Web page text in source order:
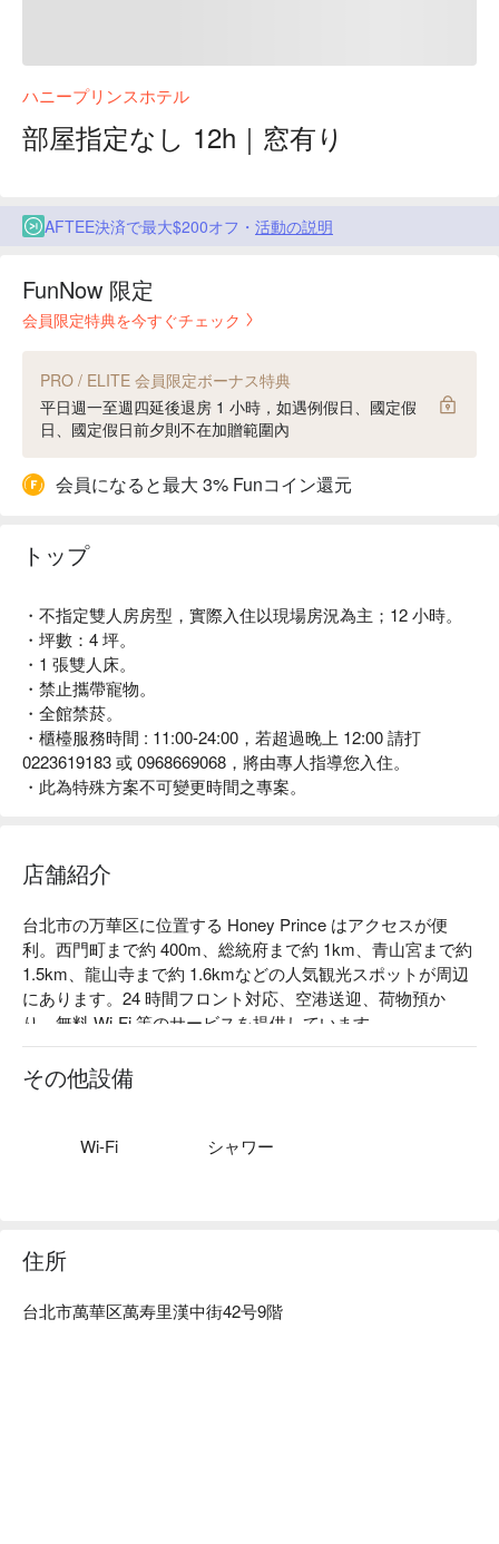
ハニープリンスホテル
部屋指定なし 12h｜窓有り
AFTEE決済で最大$200オフ・ 活動の説明
FunNow 限定
会員限定特典を今すぐチェック
PRO / ELITE 会員限定ボーナス特典
平日週一至週四延後退房 1 小時，如遇例假日、國定假
日、國定假日前夕則不在加贈範圍內
会員になると最大 3% Funコイン還元
トップ
・不指定雙人房房型，實際入住以現場房況為主；12 小時。
・坪數：4 坪。
・1 張雙人床。
・禁止攜帶寵物。
・全館禁菸。
・櫃檯服務時間 : 11:00-24:00，若超過晚上 12:00 請打
0223619183 或 0968669068，將由專人指導您入住。
・此為特殊方案不可變更時間之專案。
店舗紹介
台北市の万華区に位置する Honey Prince はアクセスが便
利。西門町まで約 400m、総統府まで約 1km、青山宮まで約
1.5km、龍山寺まで約 1.6kmなどの人気観光スポットが周辺
にあります。24 時間フロント対応、空港送迎、荷物預か
り、無料 Wi-Fi 等のサービスを提供しています。
その他設備
Wi-Fi シャワー
住所
台北市萬華区萬寿里漢中街42号9階